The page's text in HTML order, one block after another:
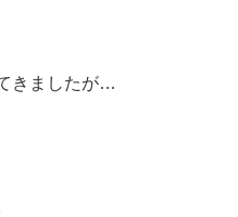
きましたが…